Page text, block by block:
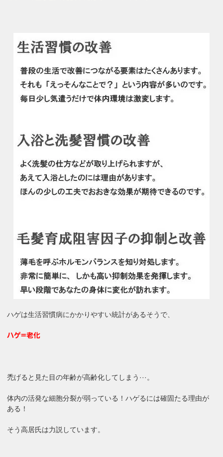
ハゲは生活習慣病にかかりやすい統計があるそうで、
ハゲ=老化
禿げると見た目の年齢が高齢化してしまう···。
体内の活発な細胞分裂が弱っている！ハゲるには確固たる理由が
ある！
そう高居氏は力説しています。